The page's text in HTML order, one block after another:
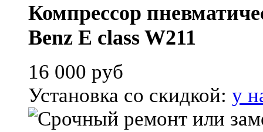
Компрессор
Benz E class W211
16 000 руб
Установка со скидкой: у